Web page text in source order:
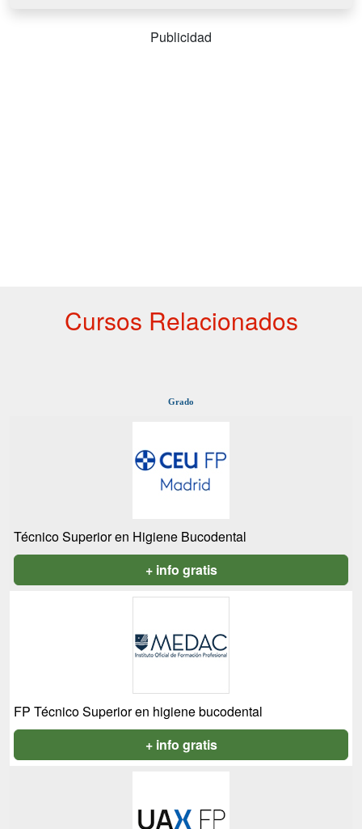
Publicidad
Cursos Relacionados
Grado
Técnico Superior en Higiene Bucodental
+ info gratis
FP Técnico Superior en higiene bucodental
+ info gratis